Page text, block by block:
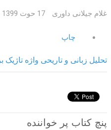
غلام جیلانی داوری 17 حوت 1399
چاپ
تحلیل زبانی و تاریحی واژه
پنچ کتاب پر خواننده